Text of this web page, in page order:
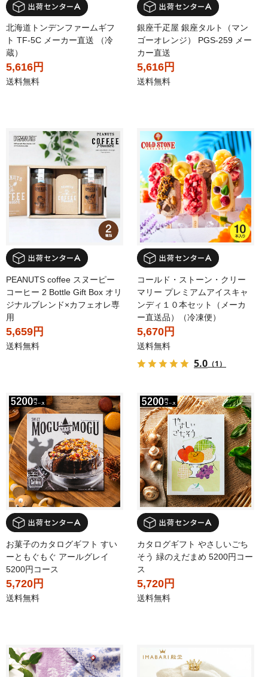
北海道トンデンファームギフ
ト TF-5C メーカー直送 （冷
蔵）
5,616円
送料無料
銀座千疋屋 銀座タルト（マン
ゴーオレンジ） PGS-259 メー
カー直送
5,616円
送料無料
PEANUTS coffee スヌーピー
コーヒー 2 Bottle Gift Box オリ
ジナルブレンド×カフェオレ専
用
5,659円
送料無料
コールド・ストーン・クリー
マリー プレミアムアイスキャ
ンディ１０本セット（メーカ
ー直送品）（冷凍便）
5,670円
送料無料
5.0 （1）
お菓子のカタログギフト すい
ーともぐもぐ アールグレイ
5200円コース
5,720円
送料無料
カタログギフト やさしいごち
そう 緑のえだまめ 5200円コー
ス
5,720円
送料無料